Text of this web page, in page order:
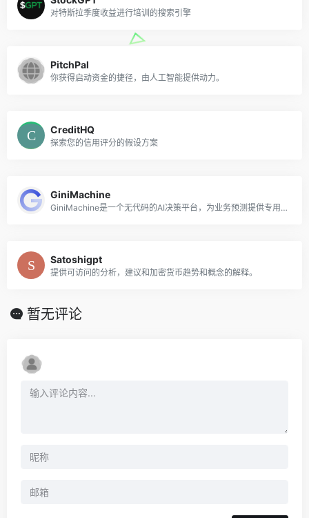
对特斯拉季度收益进行培训的搜索引擎
PitchPal
你获得启动资金的捷径，由人工智能提供动力。
CreditHQ
探索您的信用评分的假设方案
GiniMachine
GiniMachine是一个无代码的AI决策平台，为业务预测提供专用软件
Satoshigpt
提供可访问的分析，建议和加密货币趋势和概念的解释。
暂无评论